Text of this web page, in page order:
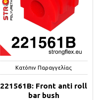
Κατόπιν Παραγγελίας
221561B: Front anti roll
bar bush